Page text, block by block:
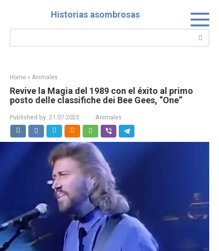
Historias asombrosas
Search:
Home » Animales
Revive la Magia del 1989 con el éxito al primo
posto delle classifiche dei Bee Gees, “One”
Published by: 21.07.2023 Animales